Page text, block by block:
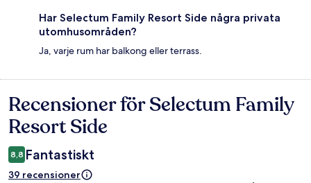
Har Selectum Family Resort Side några privata
utomhusområden?
Ja, varje rum har balkong eller terrass.
Recensioner
Recensioner för Selectum Family
Resort Side
8,8 Fantastiskt
39 recensioner